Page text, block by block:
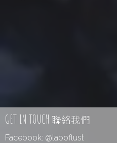
GET IN TOUCH 聯絡我們
Facebook: @laboflust